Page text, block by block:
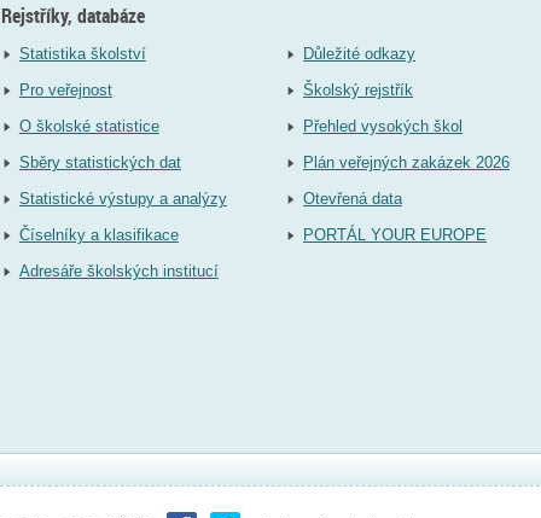
Rejstříky, databáze
Statistika školství
Pro veřejnost
O školské statistice
Sběry statistických dat
Statistické výstupy a analýzy
Číselníky a klasifikace
Adresáře školských institucí
Důležité odkazy
Školský rejstřík
Přehled vysokých škol
Plán veřejných zakázek 2026
Otevřená data
PORTÁL YOUR EUROPE